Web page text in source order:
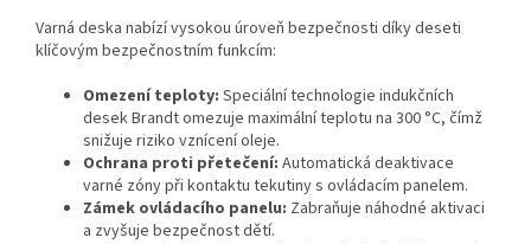
Varná deska nabízí vysokou úroveň bezpečnosti díky deseti
klíčovým bezpečnostním funkcím:
Omezení teploty: Speciální technologie indukčních
desek Brandt omezuje maximální teplotu na 300 °C, čímž
snižuje riziko vznícení oleje.
Ochrana proti přetečení: Automatická deaktivace
varné zóny při kontaktu tekutiny s ovládacím panelem.
Zámek ovládacího panelu: Zabraňuje náhodné aktivaci
a zvyšuje bezpečnost dětí.